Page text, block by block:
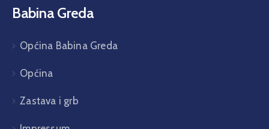
Babina Greda
Općina Babina Greda
Općina
Zastava i grb